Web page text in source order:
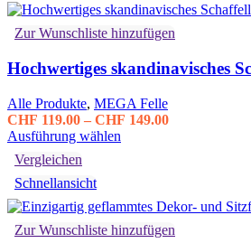
Zur Wunschliste hinzufügen
Hochwertiges skandinavisches
Alle Produkte, MEGA Felle
CHF 119.00 – CHF 149.00Preisspanne:
Ausführung wählen
Varianten
auf.
Die
Vergleichen
Schnellansicht
Zur Wunschliste hinzufügen